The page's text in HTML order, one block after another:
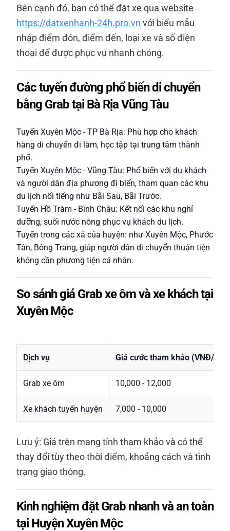
Bên cạnh đó, bạn có thể đặt xe qua website
https://datxenhanh-24h.pro.vn với biểu mẫu
nhập điểm đón, điểm đến, loại xe và số điện
thoại để được phục vụ nhanh chóng.
Các tuyến đường phổ biến di chuyển
bằng Grab tại Bà Rịa Vũng Tàu
Tuyến Xuyên Mộc - TP Bà Rịa: Phù hợp cho khách
hàng di chuyển đi làm, học tập tại trung tâm thành
phố.
Tuyến Xuyên Mộc - Vũng Tàu: Phổ biến với du khách
và người dân địa phương đi biển, tham quan các khu
du lịch nổi tiếng như Bãi Sau, Bãi Trước.
Tuyến Hồ Tràm - Bình Châu: Kết nối các khu nghỉ
dưỡng, suối nước nóng phục vụ khách du lịch.
Tuyến trong các xã của huyện: như Xuyên Mộc, Phước
Tân, Bông Trang, giúp người dân di chuyển thuận tiện
không cần phương tiện cá nhân.
So sánh giá Grab xe ôm và xe khách tại
Xuyên Mộc
Dịch vụ Giá cước tham khảo (VNĐ/km)
Grab xe ôm 10,000 - 12,000
Xe khách tuyến huyện 7,000 - 10,000
Lưu ý: Giá trên mang tính tham khảo và có thể
thay đổi tùy theo thời điểm, khoảng cách và tình
trạng giao thông.
Kinh nghiệm đặt Grab nhanh và an toàn
tại Huyện Xuyên Mộc